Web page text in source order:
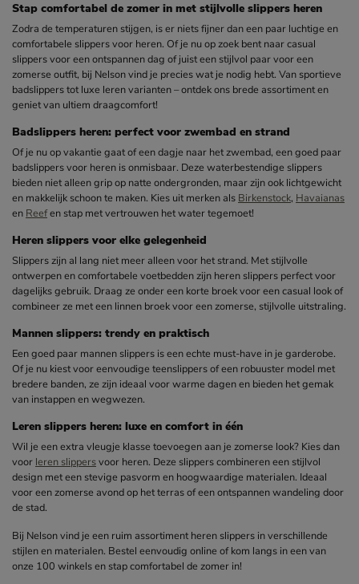
Stap comfortabel de zomer in met stijlvolle slippers heren
Zodra de temperaturen stijgen, is er niets fijner dan een paar luchtige en
comfortabele slippers voor heren. Of je nu op zoek bent naar casual
slippers voor een ontspannen dag of juist een stijlvol paar voor een
zomerse outfit, bij Nelson vind je precies wat je nodig hebt. Van sportieve
badslippers tot luxe leren varianten – ontdek ons brede assortiment en
geniet van ultiem draagcomfort!
Badslippers heren: perfect voor zwembad en strand
Of je nu op vakantie gaat of een dagje naar het zwembad, een goed paar
badslippers voor heren is onmisbaar. Deze waterbestendige slippers
bieden niet alleen grip op natte ondergronden, maar zijn ook lichtgewicht
en makkelijk schoon te maken. Kies uit merken als Birkenstock, Havaianas
en Reefen stap met vertrouwen het water tegemoet!
Heren slippers voor elke gelegenheid
Slippers zijn al lang niet meer alleen voor het strand. Met stijlvolle
ontwerpen en comfortabele voetbedden zijn heren slippers perfect voor
dagelijks gebruik. Draag ze onder een korte broek voor een casual look of
combineer ze met een linnen broek voor een zomerse, stijlvolle uitstraling.
Mannen slippers: trendy en praktisch
Een goed paar mannen slippers is een echte must-have in je garderobe.
Of je nu kiest voor eenvoudige teenslippers of een robuuster model met
bredere banden, ze zijn ideaal voor warme dagen en bieden het gemak
van instappen en wegwezen.
Leren slippers heren: luxe en comfort in één
Wil je een extra vleugje klasse toevoegen aan je zomerse look? Kies dan
voor leren slippersvoor heren. Deze slippers combineren een stijlvol
design met een stevige pasvorm en hoogwaardige materialen. Ideaal
voor een zomerse avond op het terras of een ontspannen wandeling door
de stad.
Bij Nelson vind je een ruim assortiment heren slippers in verschillende
stijlen en materialen. Bestel eenvoudig online of kom langs in een van
onze 100 winkels en stap comfortabel de zomer in!